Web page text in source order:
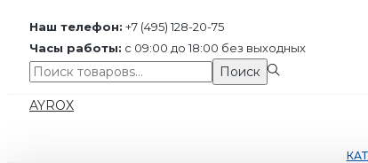
Наш телефон: +7 (495) 128-20-75
Часы работы: с 09:00 до 18:00 без выходных
Поиск:>
Поиск
Перейти
Перейти
AYROX